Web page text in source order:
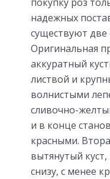
надежных
существуют
Оригинальная
аккуратный
листвой и
волнистыми
сливочно-
и в конце
красными.
вытянутый
снизу, с менее